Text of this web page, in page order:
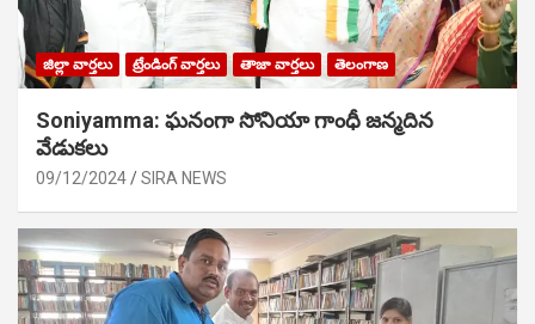
జిల్లా వార్తలు ట్రేండింగ్ వార్తలు తాజా వార్తలు తెలంగాణ
Soniyamma: ఘ‌నంగా సోనియా గాంధీ జ‌న్మ‌దిన
వేడుక‌లు
09/12/2024 SIRA NEWS